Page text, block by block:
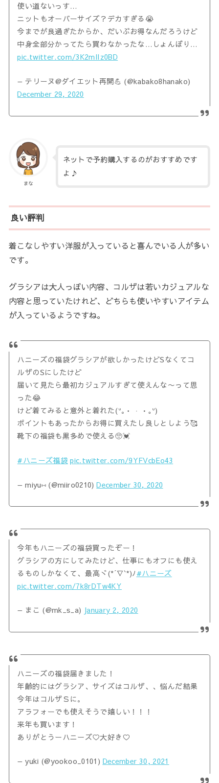
使い道ないっす…
ニットもオーバーサイズ？デカすぎる😭
今までが良過ぎたからか、だいぶお得なんだろうけど
中身全部分かってたら買わなかったな…しょんぼり…
pic.twitter.com/3K2mlIz0BD
— テリーヌ@ダイエット再開💪 (@kabako8hanako)
December 29, 2020
まな
ネットで予約購入するのがおすすめです
よ♪
良い評判
着こなしやすい洋服が入っていると喜んでいる人が多い
です。
グラシアは大人っぽい内容、コルザは若いカジュアルな
内容と思っていたけれど、どちらも使いやすいアイテム
が入っているようですね。
ハニーズの福袋グラシアが欲しかったけどSなくてコ
ルザのSにしたけど
届いて見たら最初カジュアルすぎて使えんな〜って思
った😂
けど着てみると意外と着れた(ᐡ｡• · •｡ᐡ)
ポイントもあったからお得に買えたし良しとしよう🥰
靴下の福袋も黒多めで使える🥺💓
#ハニーズ福袋 pic.twitter.com/9YFVcbEo43
— miyu⑅ (@miiro0210)December 30, 2020
今年もハニーズの福袋買ったぞー！
グラシアの方にしてみたけど、仕事にもオフにも使え
るものしかなくて、最高ヾ(*´∇`*)ﾉ#ハニーズ
pic.twitter.com/7k8rDTw4KY
— まこ (@mk_s_a) January 2, 2020
ハニーズの福袋届きました！
年齢的にはグラシア、サイズはコルザ、、悩んだ結果
今年はコルザＳに。
アラフォーでも使えそうで嬉しい！！！
来年も買います！
ありがとうーハニーズ♡大好き♡
— yuki (@yookoo_0101) December 30, 2021